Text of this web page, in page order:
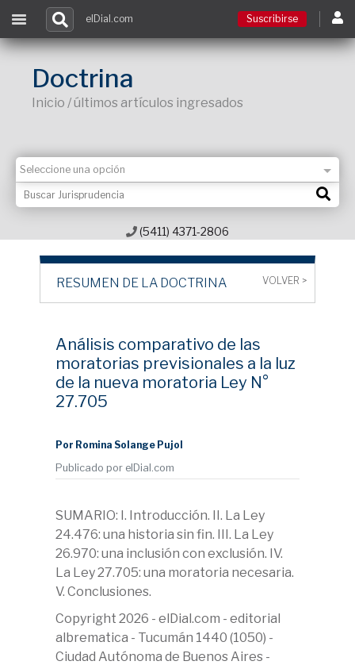
Contacto
elDial.com Suscribirse
Doctrina
Inicio / últimos artículos ingresados
(5411) 4371-2806
RESUMEN DE LA DOCTRINA VOLVER >
Análisis comparativo de las
moratorias previsionales a la luz
de la nueva moratoria Ley N°
27.705
Por Romina Solange Pujol
Publicado por elDial.com
SUMARIO: I. Introducción. II. La Ley
24.476: una historia sin fin. III. La Ley
26.970: una inclusión con exclusión. IV.
La Ley 27.705: una moratoria necesaria.
V. Conclusiones.
Copyright 2026 - elDial.com - editorial
albrematica - Tucumán 1440 (1050) -
Ciudad Autónoma de Buenos Aires -